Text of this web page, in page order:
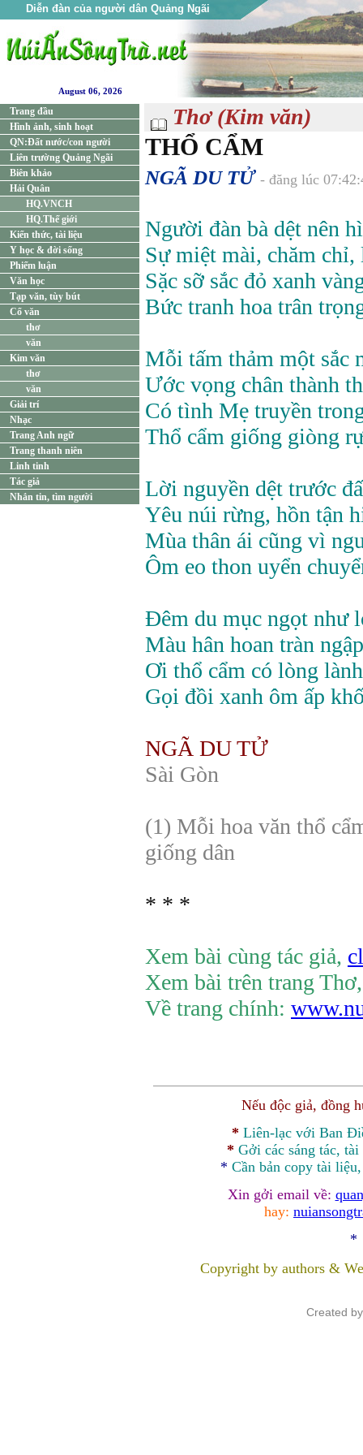
Diễn đàn của người dân Quảng Ngãi
August 06, 2026
Trang đầu
Hình ảnh, sinh hoạt
QN:Đất nước/con người
Liên trường Quảng Ngãi
Biên khảo
Hải Quân
HQ.VNCH
HQ.Thế giới
Kiến thức, tài liệu
Y học & đời sống
Phiếm luận
Văn học
Tạp văn, tùy bút
Cổ văn
thơ
văn
Kim văn
thơ
văn
Giải trí
Nhạc
Trang Anh ngữ
Trang thanh niên
Linh tinh
Tác giả
Nhắn tin, tìm người
Thơ (Kim văn)
THỔ CẨM
NGÃ DU TỬ - đăng lúc
Người đàn bà dệt nên
Sự miệt mài, chăm chỉ,
Sặc sỡ sắc đỏ xanh
Bức tranh hoa trân
Mỗi tấm thảm một sắc
Ước vọng chân thành
Có tình Mẹ truyền
Thổ cẩm giống giòng
Lời nguyền dệt trước
Yêu núi rừng, hồn tận
Mùa thân ái cũng vì
Ôm eo thon uyển
Đêm du mục ngọt như
Màu hân hoan tràn
Ơi thổ cẩm có lòng
Gọi đồi xanh ôm ấp
NGÃ DU TỬ
Sài Gòn
(1) Mỗi hoa văn thổ
giống dân
* * *
Xem bài cùng tác giả,
Xem bài trên trang
Về trang chính:
Nếu độc giả, đồng
* Liên-lạc với Ban
* Gởi các sáng tác,
* Cần bản copy tài
Xin gởi email về:
hay:
*
Copyright by authors &
Created